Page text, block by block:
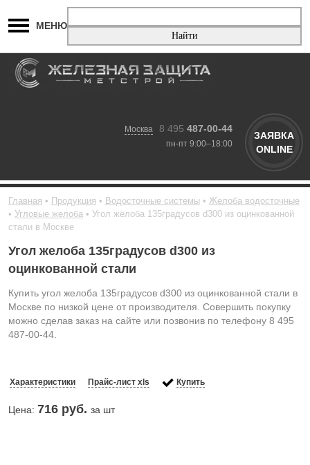
МЕНЮ
Москва 8 495 487-00-44
пн-пт 9:00–18:00
ЗАЯВКА
ONLINE
Главная Продукция Водосточные системы
Желоба водосточные
Угловые желоба
Угол желоба 135градусов d300 из оцинкованной
стали в Москве
Угол желоба 135градусов d300 из
оцинкованной стали
Купить угол желоба 135градусов d300 из оцинкованной стали в
Москве по низкой цене от производителя. Совершить покупку
можно сделав заказ на сайте или позвонив по телефону 8 495
487-00-44.
Характеристики Прайс-лист xls Купить
Цена: 716 руб. за шт